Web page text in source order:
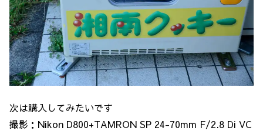
次は購入してみたいです
撮影：Nikon D800+TAMRON SP 24-70mm F/2.8 Di VC